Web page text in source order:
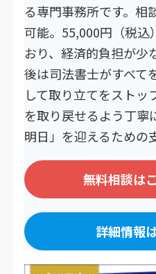
る専門事務所です。相
可能。55,000円（税込
おり、経済的負担が少
後は司法書士がすべて
して取り立てをストッ
を取り戻せるよう丁寧
明日」を迎えるための
無料相談は
詳細情報